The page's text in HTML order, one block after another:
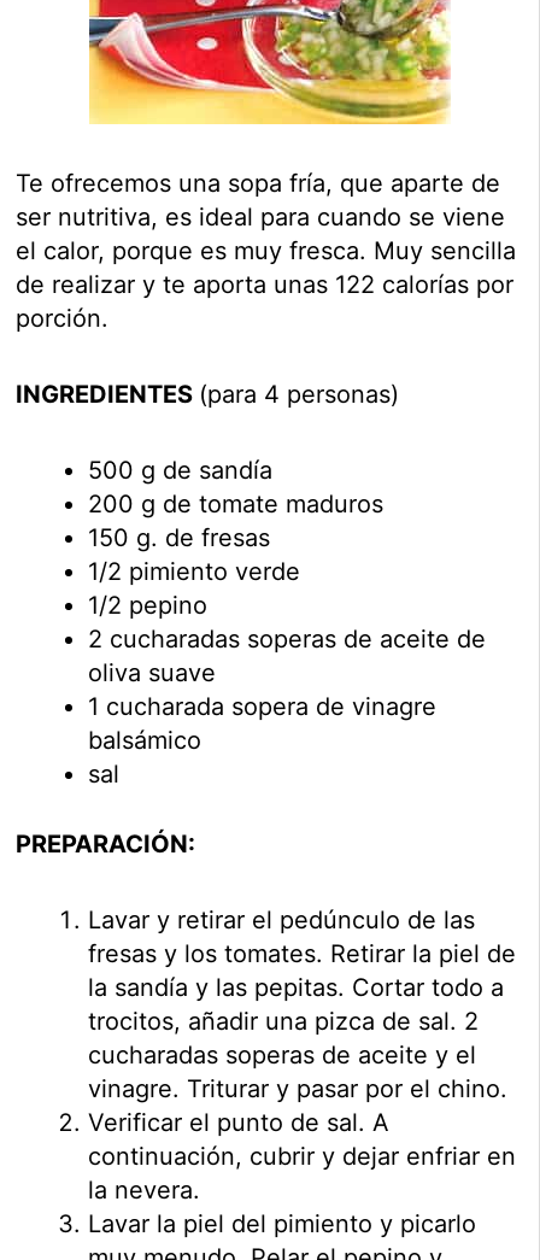
Te ofrecemos una sopa fría, que aparte de
ser nutritiva, es ideal para cuando se viene
el calor, porque es muy fresca. Muy sencilla
de realizar y te aporta unas 122 calorías por
porción.
INGREDIENTES (para 4 personas)
500 g de sandía
200 g de tomate maduros
150 g. de fresas
1/2 pimiento verde
1/2 pepino
2 cucharadas soperas de aceite de
oliva suave
1 cucharada sopera de vinagre
balsámico
sal
PREPARACIÓN:
Lavar y retirar el pedúnculo de las
fresas y los tomates. Retirar la piel de
la sandía y las pepitas. Cortar todo a
trocitos, añadir una pizca de sal. 2
cucharadas soperas de aceite y el
vinagre. Triturar y pasar por el chino.
Verificar el punto de sal. A
continuación, cubrir y dejar enfriar en
la nevera.
Lavar la piel del pimiento y picarlo